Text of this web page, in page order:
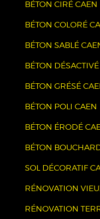
BÉTON CIRÉ CAEN
BÉTON COLORÉ
BÉTON SABLÉ
BÉTON
BÉTON GRÉSÉ
BÉTON POLI CAEN
BÉTON ÉRODÉ
BÉTON
SOL DÉCORATIF
RÉNOVATION
RÉNOVATION